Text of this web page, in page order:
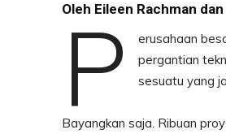
Oleh Eileen Rachman
P
erusahaan
pergantian
sesuatu yang
Bayangkan saja. Ribuan